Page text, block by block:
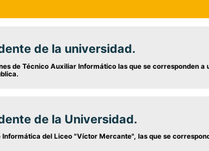
de la universidad.
de Técnico Auxiliar Informático las que se corresponden a
de la Universidad.
del Liceo "Víctor Mercante", las que se